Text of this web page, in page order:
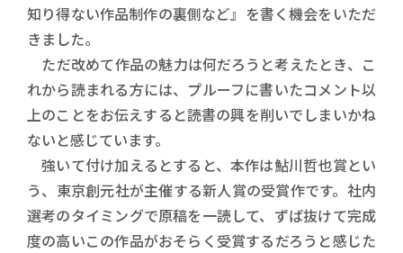
知り得ない作品制作の裏側など』を書く機会をいただ
きました。
ただ改めて作品の魅力は何だろうと考えたとき、こ
れから読まれる方には、プルーフに書いたコメント以
上のことをお伝えすると読書の興を削いでしまいかね
ないと感じています。
強いて付け加えるとすると、本作は鮎川哲也賞とい
う、東京創元社が主催する新人賞の受賞作です。社内
選考のタイミングで原稿を一読して、ずば抜けて完成
度の高いこの作品がおそらく受賞するだろうと感じた